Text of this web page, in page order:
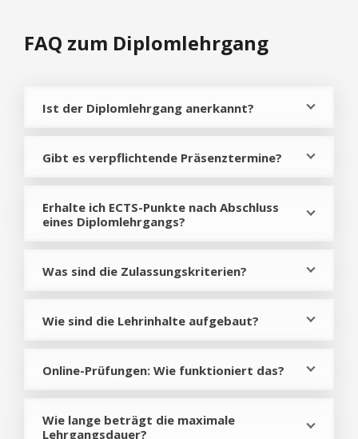
FAQ zum Diplomlehrgang
Ist der Diplomlehrgang anerkannt?
Gibt es verpflichtende Präsenztermine?
Erhalte ich ECTS-Punkte nach Abschluss
eines Diplomlehrgangs?
Was sind die Zulassungskriterien?
Wie sind die Lehrinhalte aufgebaut?
Online-Prüfungen: Wie funktioniert das?
Wie lange beträgt die maximale
Lehrgangsdauer?